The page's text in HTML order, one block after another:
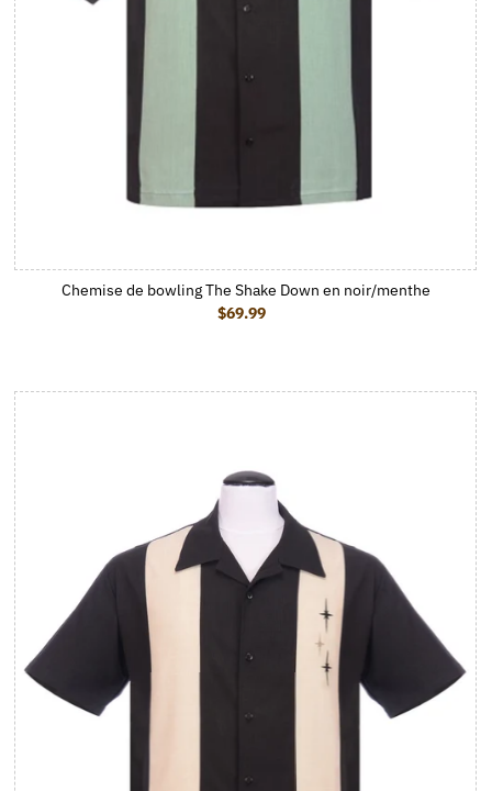
Chemise de bowling The Shake Down en noir/menthe
Prix ordinaire
$69.99